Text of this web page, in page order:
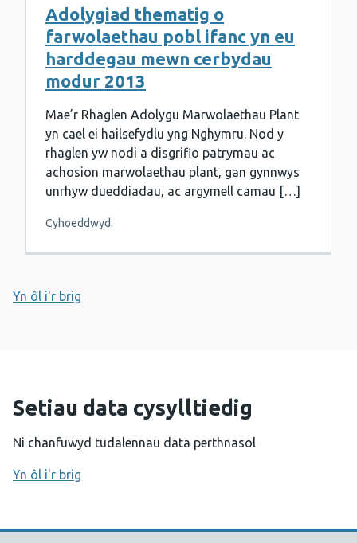
Adolygiad thematig o
farwolaethau pobl ifanc yn eu
harddegau mewn cerbydau
modur 2013
Mae’r Rhaglen Adolygu Marwolaethau Plant
yn cael ei hailsefydlu yng Nghymru. Nod y
rhaglen yw nodi a disgrifio patrymau ac
achosion marwolaethau plant, gan gynnwys
unrhyw dueddiadau, ac argymell camau […]
Cyhoeddwyd:
Yn ôl i'r brig
Setiau data cysylltiedig
Ni chanfuwyd tudalennau data perthnasol
Yn ôl i'r brig